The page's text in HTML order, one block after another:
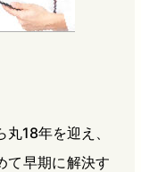
18年を迎え、
て早期に解決す